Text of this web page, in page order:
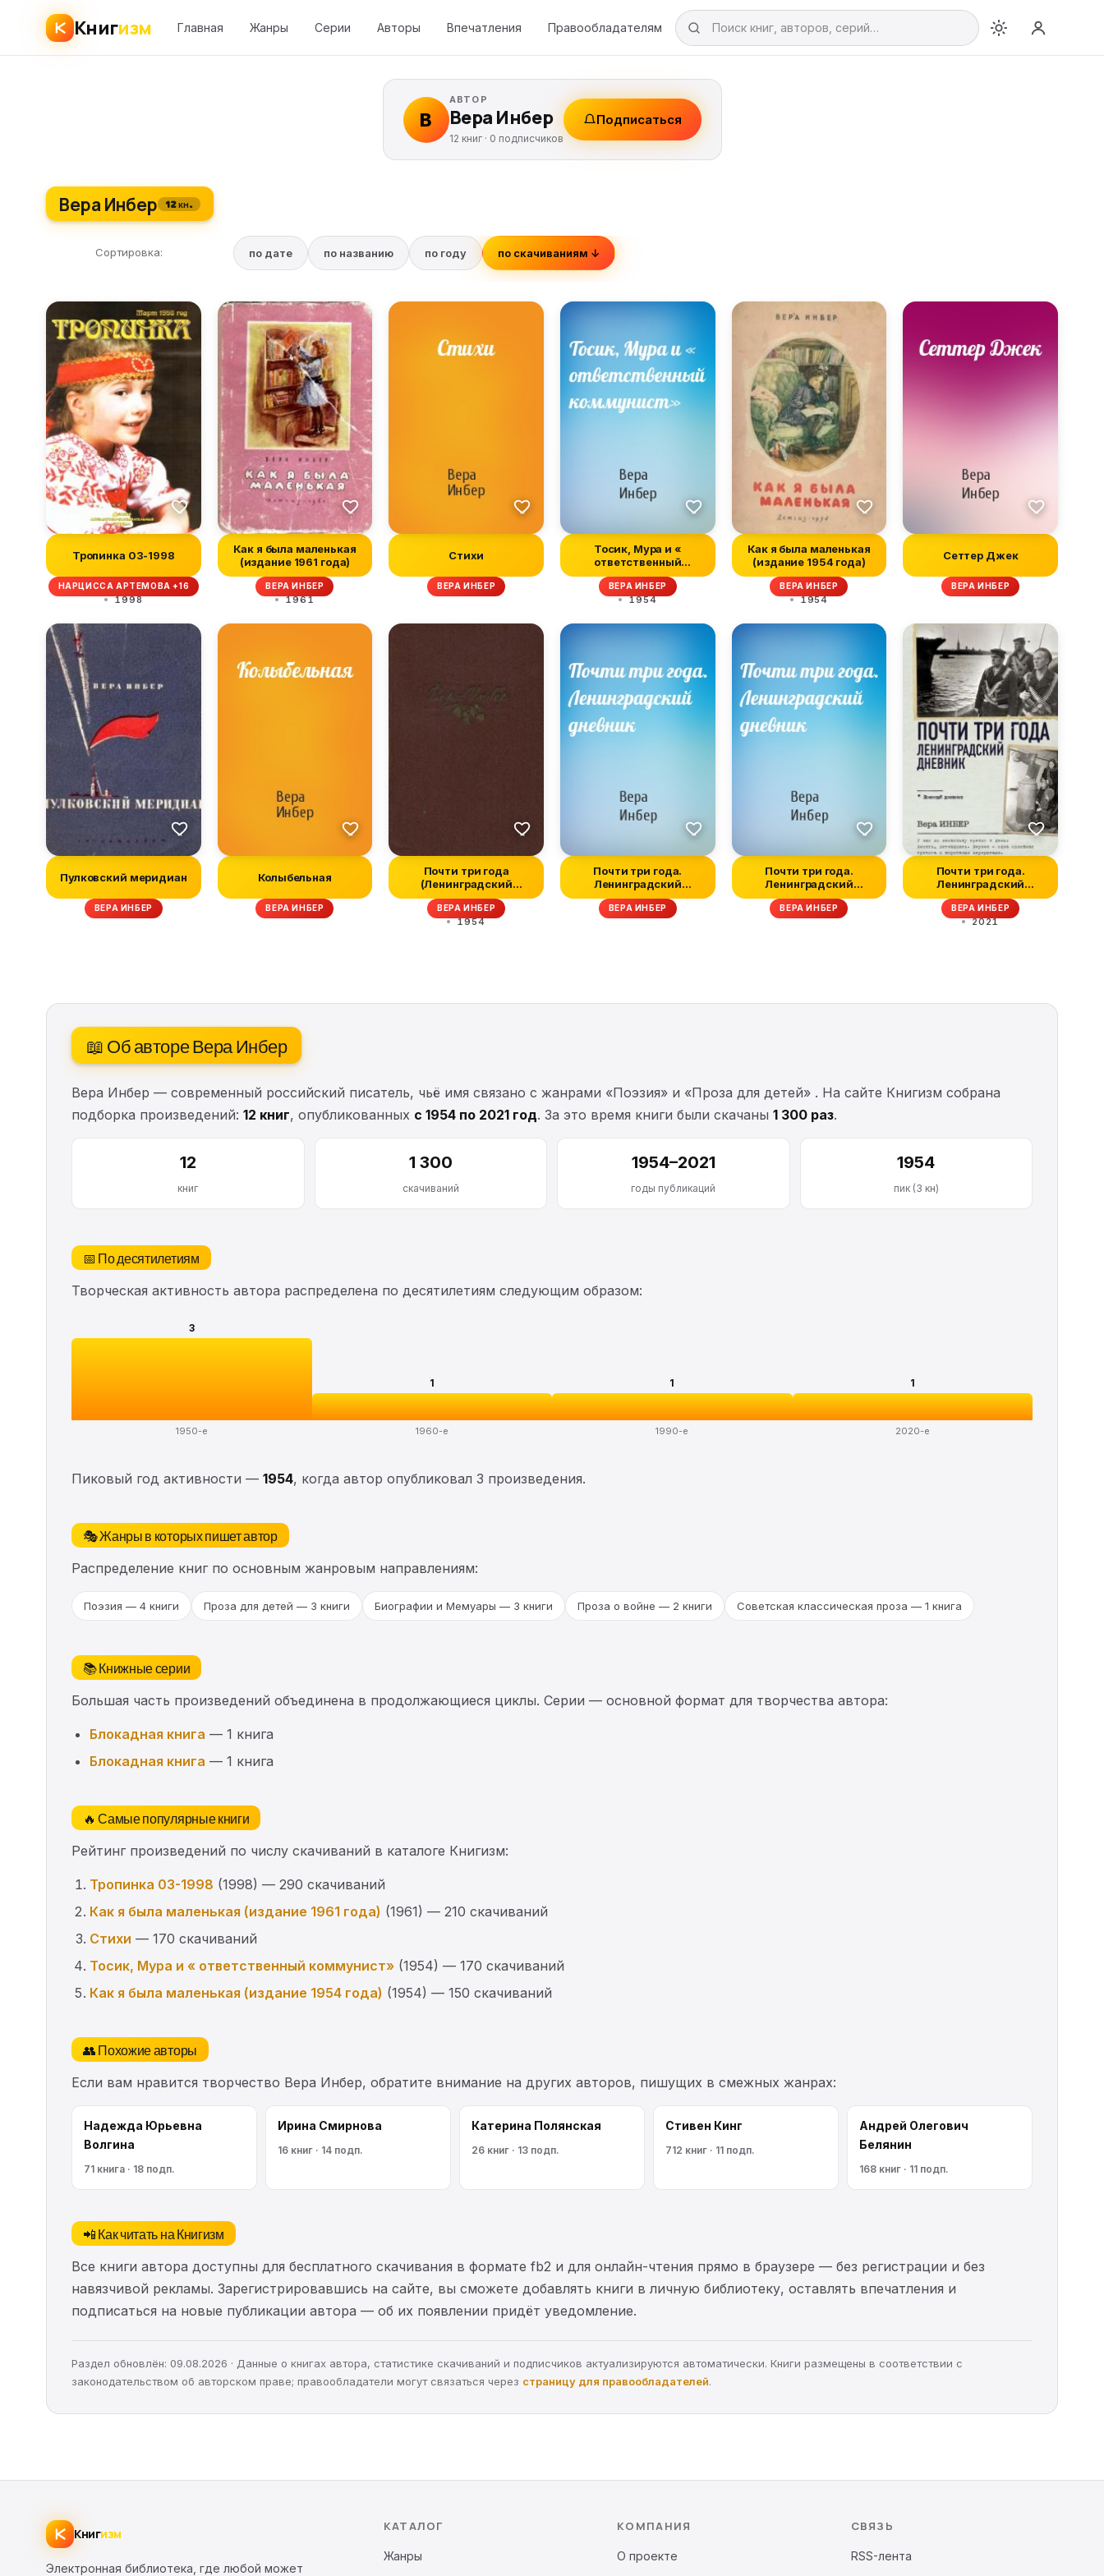
Книгизм Главная Жанры Серии Авторы Впечатления Правообладателям
В
АВТОР
Вера Инбер
12 книг · 0 подписчиков
Подписаться
Вера Инбер 12 кн.
Сортировка: по дате по названию по году по скачиваниям ↓
Тропинка 03-1998
НАРЦИССА АРТЕМОВА +16
1998
Как я была маленькая
(издание 1961 года)
ВЕРА ИНБЕР
1961
Стихи
ВЕРА ИНБЕР
Тосик, Мура и «
ответственный
коммунист»
ВЕРА ИНБЕР
1954
Как я была маленькая
(издание 1954 года)
ВЕРА ИНБЕР
1954
Сеттер Джек
ВЕРА ИНБЕР
Пулковский меридиан
ВЕРА ИНБЕР
Колыбельная
ВЕРА ИНБЕР
Почти три года
(Ленинградский
дневник)
ВЕРА ИНБЕР
1954
Почти три года.
Ленинградский
дневник
ВЕРА ИНБЕР
Почти три года.
Ленинградский
дневник
ВЕРА ИНБЕР
Почти три года.
Ленинградский
дневник
ВЕРА ИНБЕР
2021
📖 Об авторе Вера Инбер
Вера Инбер — современный российский писатель, чьё имя связано с жанрами «Поэзия» и «Проза для детей» . На сайте Книгизм собрана
подборка произведений: 12 книг, опубликованных с 1954 по 2021 год. За это время книги были скачаны 1 300 раз.
12
книг
1 300
скачиваний
1954–2021
годы публикаций
1954
пик (3 кн)
📅 По десятилетиям
Творческая активность автора распределена по десятилетиям следующим образом:
3
1950-е
1
1960-е
1
1990-е
1
2020-е
Пиковый год активности — 1954, когда автор опубликовал 3 произведения.
🎭 Жанры в которых пишет автор
Распределение книг по основным жанровым направлениям:
Поэзия — 4 книги Проза для детей — 3 книги Биографии и Мемуары — 3 книги Проза о войне — 2 книги Советская классическая проза — 1 книга
📚 Книжные серии
Большая часть произведений объединена в продолжающиеся циклы. Серии — основной формат для творчества автора:
Блокадная книга — 1 книга
Блокадная книга — 1 книга
🔥 Самые популярные книги
Рейтинг произведений по числу скачиваний в каталоге Книгизм:
Тропинка 03-1998 (1998) — 290 скачиваний
Как я была маленькая (издание 1961 года) (1961) — 210 скачиваний
Стихи — 170 скачиваний
Тосик, Мура и « ответственный коммунист» (1954) — 170 скачиваний
Как я была маленькая (издание 1954 года) (1954) — 150 скачиваний
👥 Похожие авторы
Если вам нравится творчество Вера Инбер, обратите внимание на других авторов, пишущих в смежных жанрах:
Надежда Юрьевна
Волгина
71 книга · 18 подп.
Ирина Смирнова
16 книг · 14 подп.
Катерина Полянская
26 книг · 13 подп.
Стивен Кинг
712 книг · 11 подп.
Андрей Олегович
Белянин
168 книг · 11 подп.
📲 Как читать на Книгизм
Все книги автора доступны для бесплатного скачивания в формате fb2 и для онлайн-чтения прямо в браузере — без регистрации и без
навязчивой рекламы. Зарегистрировавшись на сайте, вы сможете добавлять книги в личную библиотеку, оставлять впечатления и
подписаться на новые публикации автора — об их появлении придёт уведомление.
Раздел обновлён: 09.08.2026 · Данные о книгах автора, статистике скачиваний и подписчиков актуализируются автоматически. Книги размещены в соответствии с
законодательством об авторском праве; правообладатели могут связаться через страницу для правообладателей.
Книгизм
Электронная библиотека, где любой может
КАТАЛОГ
Жанры
КОМПАНИЯ
О проекте
СВЯЗЬ
RSS-лента